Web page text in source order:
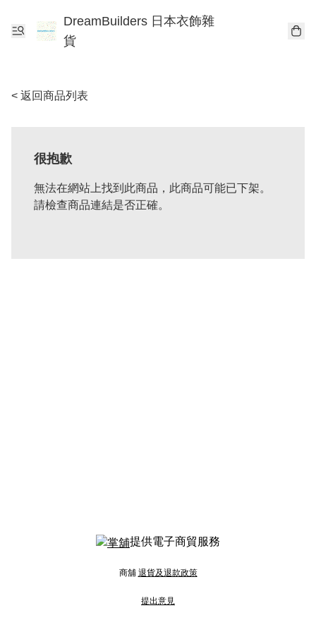
DreamBuilders 日本衣飾雜
貨
< 返回商品列表
很抱歉
無法在網站上找到此商品，此商品可能已下架。
請檢查商品連結是否正確。
提供電子商貿服務
商舖 退貨及退款政策
提出意見